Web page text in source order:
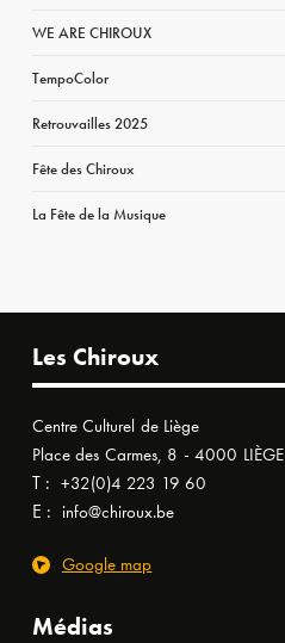
WE ARE CHIROUX
TempoColor
Retrouvailles 2025
Fête des Chiroux
La Fête de la Musique
Les Chiroux
Centre Culturel de Liège
Place des Carmes, 8 - 4000 LIÈGE
T : +32(0)4 223 19 60
E : info@chiroux.be
Google map
Médias